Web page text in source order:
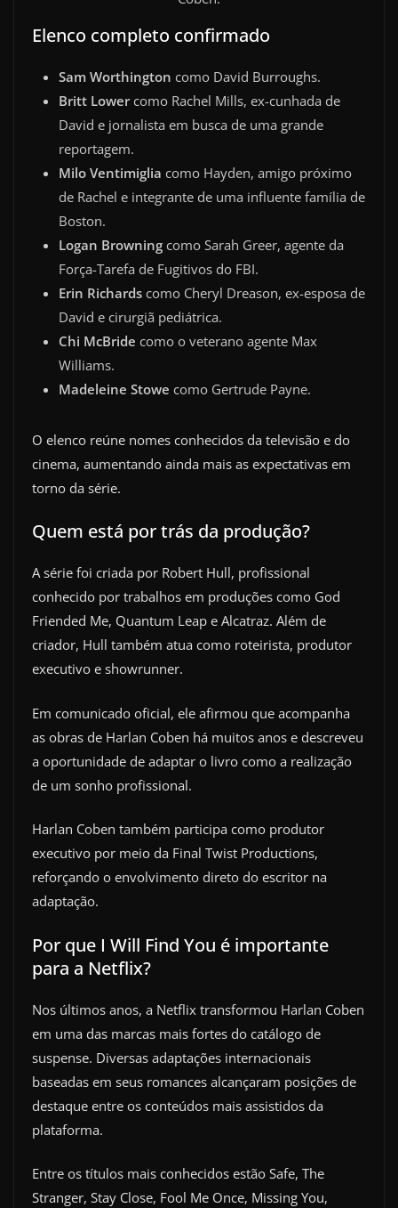
Elenco completo confirmado
Sam Worthington como David Burroughs.
Britt Lowercomo Rachel Mills, ex-cunhada de
David e jornalista em busca de uma grande
reportagem.
Milo Ventimiglia como Hayden, amigo próximo
de Rachel e integrante de uma influente família de
Boston.
Logan Browning como Sarah Greer, agente da
Força-Tarefa de Fugitivos do FBI.
Erin Richards como Cheryl Dreason, ex-esposa de
David e cirurgiã pediátrica.
Chi McBride como o veterano agente Max
Williams.
Madeleine Stowe como Gertrude Payne.
O elenco reúne nomes conhecidos da televisão e do
cinema, aumentando ainda mais as expectativas em
torno da série.
Quem está por trás da produção?
A série foi criada por Robert Hull, profissional
conhecido por trabalhos em produções como God
Friended Me, Quantum Leap e Alcatraz. Além de
criador, Hull também atua como roteirista, produtor
executivo e showrunner.
Em comunicado oficial, ele afirmou que acompanha
as obras de Harlan Coben há muitos anos e descreveu
a oportunidade de adaptar o livro como a realização
de um sonho profissional.
Harlan Coben também participa como produtor
executivo por meio da Final Twist Productions,
reforçando o envolvimento direto do escritor na
adaptação.
Por que I Will Find You é importante
para a Netflix?
Nos últimos anos, a Netflix transformou Harlan Coben
em uma das marcas mais fortes do catálogo de
suspense. Diversas adaptações internacionais
baseadas em seus romances alcançaram posições de
destaque entre os conteúdos mais assistidos da
plataforma.
Entre os títulos mais conhecidos estão Safe, The
Stranger, Stay Close, Fool Me Once, Missing You,